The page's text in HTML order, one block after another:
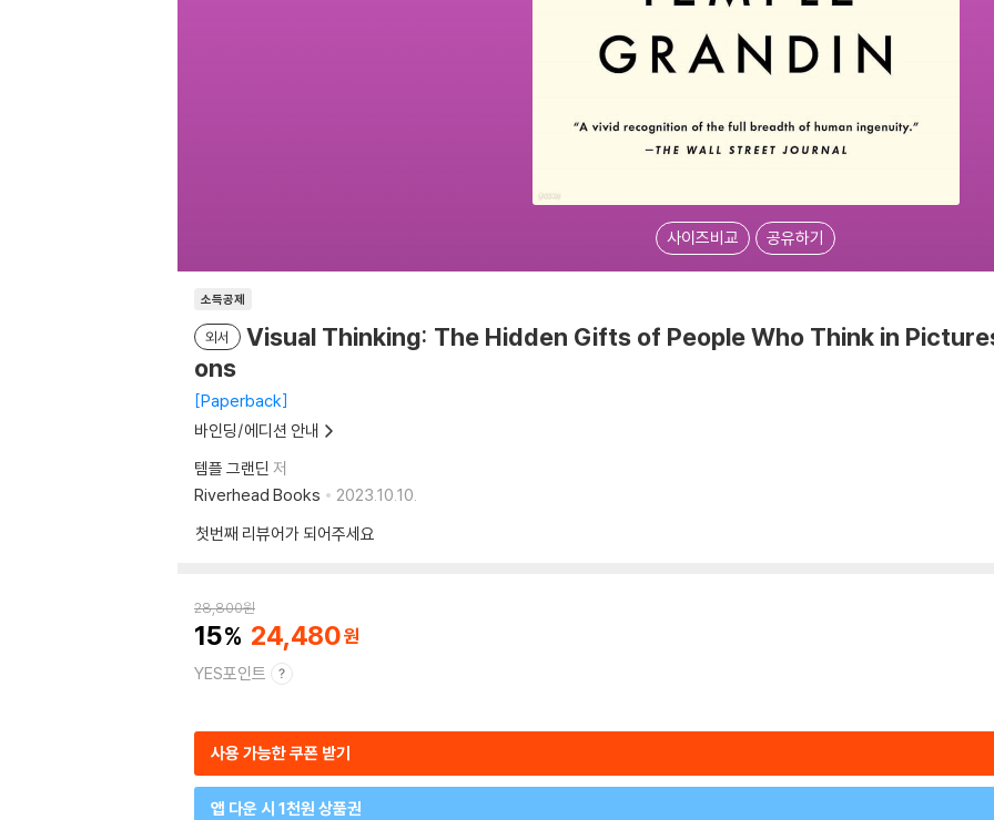
사이즈비교 공유하기
소득공제
외서
Visual Thinking: The Hidden Gifts of People Who Think in
ons
Paperback
바인딩/에디션 안내
템플 그랜딘 저
Riverhead Books
2023.10.10.
첫번째 리뷰어가 되어주세요
28,800원
15 24,480
YES포인트
사용 가능한 쿠폰 받기
앱 다운 시 1천원 상품권